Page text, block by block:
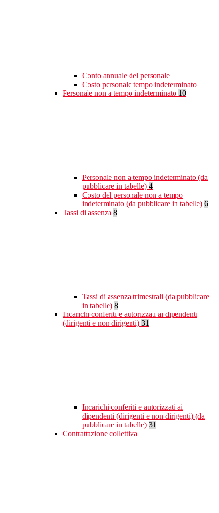
Conto annuale del personale
Costo personale tempo indeterminato
Personale non a tempo indeterminato 10
Personale non a tempo indeterminato (da
pubblicare in tabelle) 4
Costo del personale non a tempo
indeterminato (da pubblicare in tabelle) 6
Tassi di assenza 8
Tassi di assenza trimestrali (da pubblicare
in tabelle) 8
Incarichi conferiti e autorizzati ai dipendenti
(dirigenti e non dirigenti) 31
Incarichi conferiti e autorizzati ai
dipendenti (dirigenti e non dirigenti) (da
pubblicare in tabelle) 31
Contrattazione collettiva